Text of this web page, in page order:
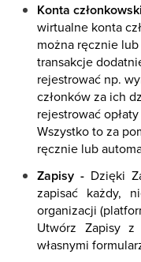
Konta
wirtualne konta
można ręcznie
transakcje
rejestrować np.
członków za ich
rejestrować
Wszystko to za
ręcznie lub
Zapisy - Dzięki
zapisać każdy,
organizacji
Utwórz Zapisy z
własnymi